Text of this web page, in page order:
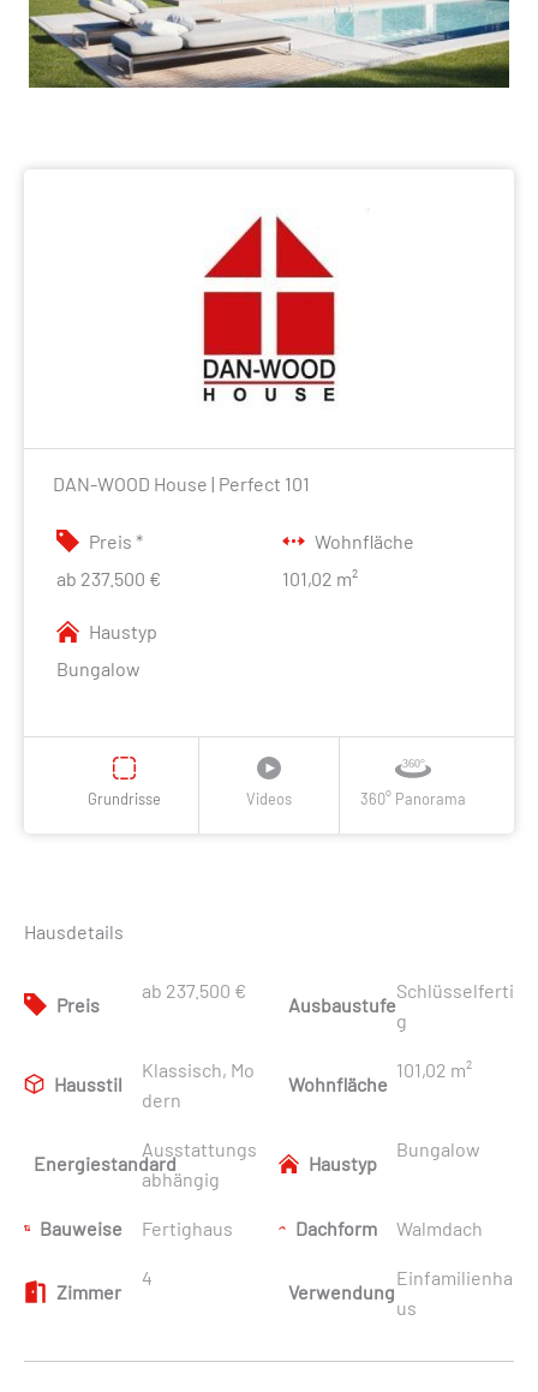
DAN-WOOD House | Perfect 101
Preis *
ab 237.500 €
Wohnfläche
101,02 m²
Haustyp
Bungalow
Grundrisse Videos 360° Panorama
Hausdetails
Preis
ab 237.500 €
Ausbaustufe
Schlüsselferti
g
Hausstil
Klassisch, Mo
dern
Wohnfläche
101,02 m²
Energiestandard
Ausstattungs
abhängig
Haustyp
Bungalow
Bauweise Fertighaus Dachform Walmdach
Zimmer
4
Verwendung
Einfamilienha
us